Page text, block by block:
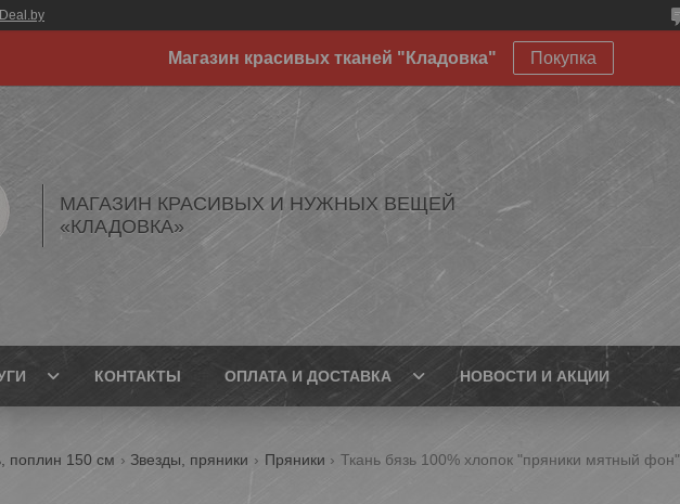
Магазин красивых тканей "Кладовка" Покупка
МАГАЗИН КРАСИВЫХ И НУЖНЫХ ВЕЩЕЙ
«КЛАДОВКА»
КОНТАКТЫ ОПЛАТА И ДОСТАВКА НОВОСТИ И АКЦИИ
поплин 150 см Звезды, пряники Пряники Ткань бязь 100% хлопок "пряники мятный фон"